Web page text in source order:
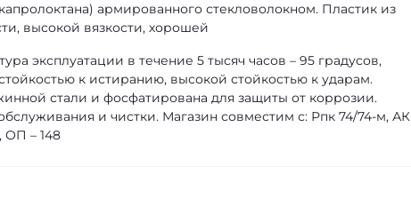
армированного стекловолокном. Пластик из
высокой вязкости, хорошей
эксплуатации в течение 5 тысяч часов – 95 градусов,
к истиранию, высокой стойкостью к ударам.
стали и фосфатирована для защиты от коррозии.
и чистки. Магазин совместим с: Рпк 74/74-м, АК
ОП – 148